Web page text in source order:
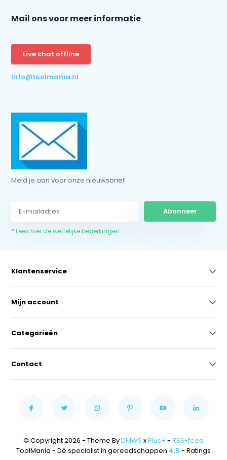
Mail ons voor meer informatie
Live chat offline
Info@toolmania.nl
Meld je aan voor onze nieuwsbrief
Abonneer
* Lees hier de wettelijke beperkingen
Klantenservice
Mijn account
Categorieën
Contact
© Copyright 2026 - Theme ByDMWS xPlus+ - RSS-feed
ToolMania - Dé specialist in gereedschappen 4,5 - Ratings